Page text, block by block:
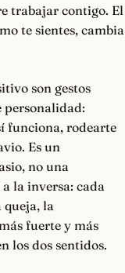
trabajar contigo. El
te sientes, cambia
son gestos
personalidad:
funciona, rodearte
Es un
no una
la inversa: cada
queja, la
fuerte y más
los dos sentidos.